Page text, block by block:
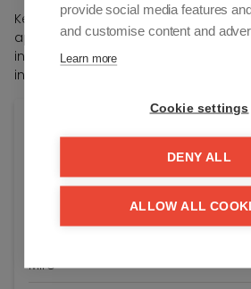
Kelderberging en fietsenberging
appartement is te koop onder het
ingebruikname. Mogelijkheid tot
inpandige autostaanplaats.
Paul Parmentierlaan 57/32
Miro
provide social media features
and customise content and
Learn more
Cookie settings
DENY ALL
ALLOW ALL